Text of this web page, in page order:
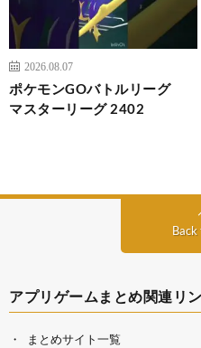
2026.08.07
ポケモンGOバトルリーグ
マスターリーグ 2402
Back
アプリゲームまとめ関連リ
まとめサイト一覧